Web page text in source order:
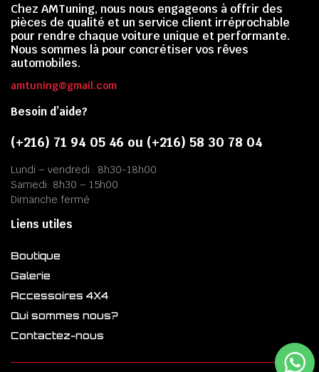
Chez AMTuning, nous nous engageons à offrir des
pièces de qualité et un service client irréprochable
pour rendre chaque voiture unique et performante.
Nous sommes là pour concrétiser vos rêves
automobiles.
amtuning@gmail.com
Besoin d’aide?
(+216) 71 94 05 46 ou (+216) 58 30 78 04
Lundi – vendredi : 8h30-18h00
Samedi: 8h30 – 15h00
Dimanche fermé
Liens utiles
Boutique
Galerie
Accessoires 4X4
Qui sommes nous?
Contactez-nous